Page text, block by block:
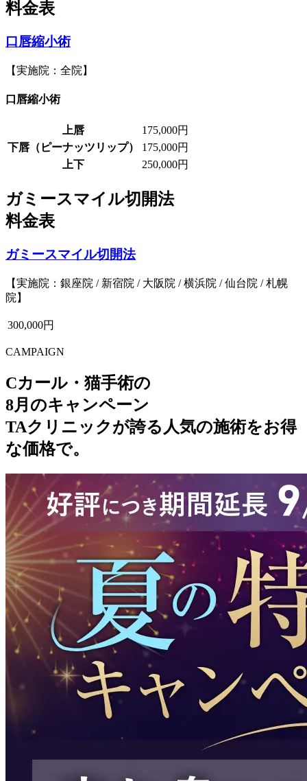
料金表
口唇縮小術
【実施院：全院】
口唇縮小術
上唇
175,000円
下唇（ピーナッツリップ）
175,000円
上下
250,000円
ガミースマイル切開法
料金表
ガミースマイル切開法
【実施院：銀座院 / 新宿院 / 大阪院 / 横浜院 / 仙台院 / 札幌
院】
300,000円
CAMPAIGN
Cカール・猫手術の
8月のキャンペーン
TAクリニックが誇る人気の施術をお得
な価格で。